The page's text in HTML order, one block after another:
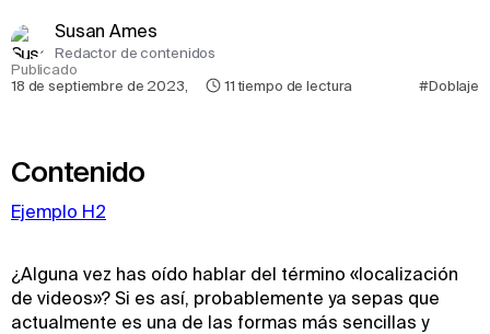
Susan Ames
Redactor de contenidos
Publicado
18 de septiembre de 2023, 11 tiempo de lectura #Doblaje
Contenido
Ejemplo H2
¿Alguna vez has oído hablar del término «localización
de videos»? Si es así, probablemente ya sepas que
actualmente es una de las formas más sencillas y